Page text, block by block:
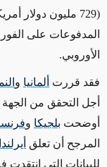
(729 مليون دولار أمريكي) -
المدفوعات على
الأوروبي.
فقد قررت ألمانيا و
أجل التحقق من الجهة
أوضحت بلجيكا و
المرجح أن تعلق أيرلندا
للبيانات التي انتقدت